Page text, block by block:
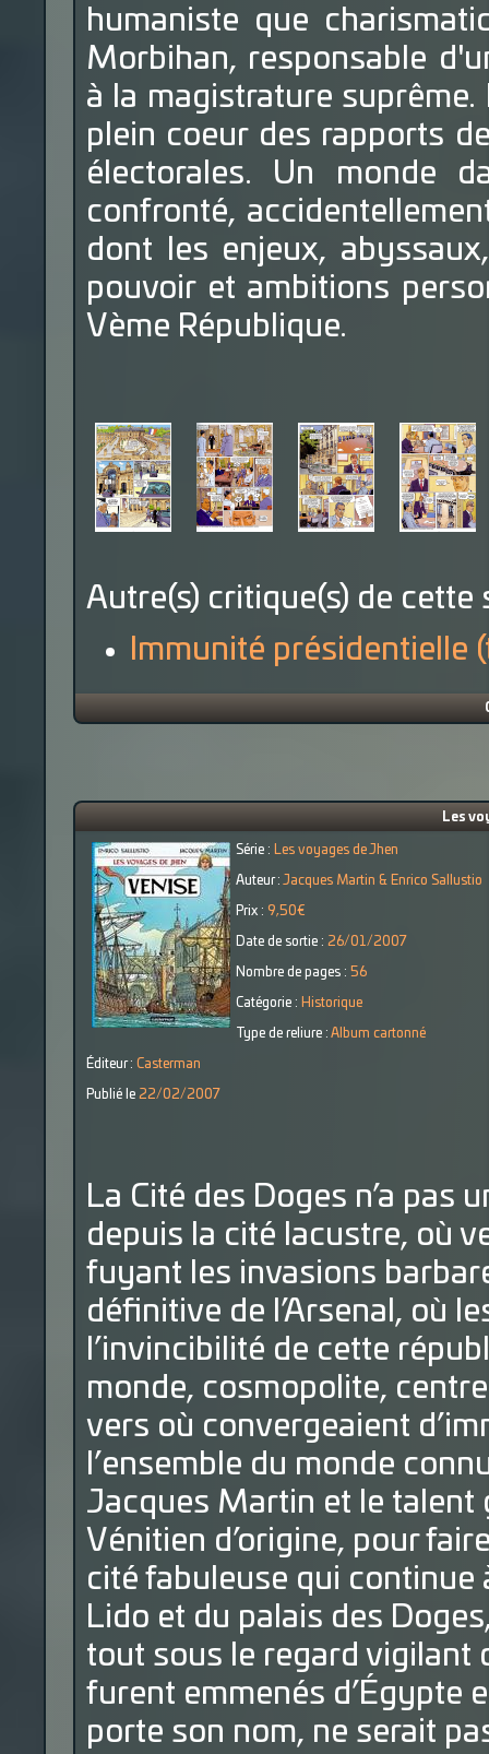
humaniste que
Morbihan, responsable
à la magistrature
plein coeur des rapports
électorales. Un monde
confronté,
dont les enjeux,
pouvoir et ambitions
Vème République.
Autre(s) critique(s) de cette
Immunité présidentielle
Les
Série : Les voyages de Jhen
Auteur : Jacques Martin & Enrico Sallustio
Prix : 9,50€
Date de sortie : 26/01/2007
Nombre de pages : 56
Catégorie : Historique
Type de reliure : Album cartonné
Éditeur : Casterman
Publié le 22/02/2007
La Cité des Doges n’a pas
depuis la cité lacustre, où
fuyant les invasions
définitive de l’Arsenal, où
l’invincibilité de cette
monde, cosmopolite,
vers où convergeaient
l’ensemble du monde
Jacques Martin et le talent
Vénitien d’origine, pour
cité fabuleuse qui continue
Lido et du palais des
tout sous le regard vigilant
furent emmenés d’Égypte
porte son nom, ne serait